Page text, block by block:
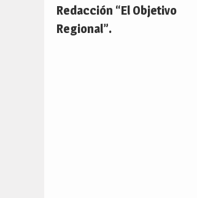
Redacción “El Objetivo
Regional”.